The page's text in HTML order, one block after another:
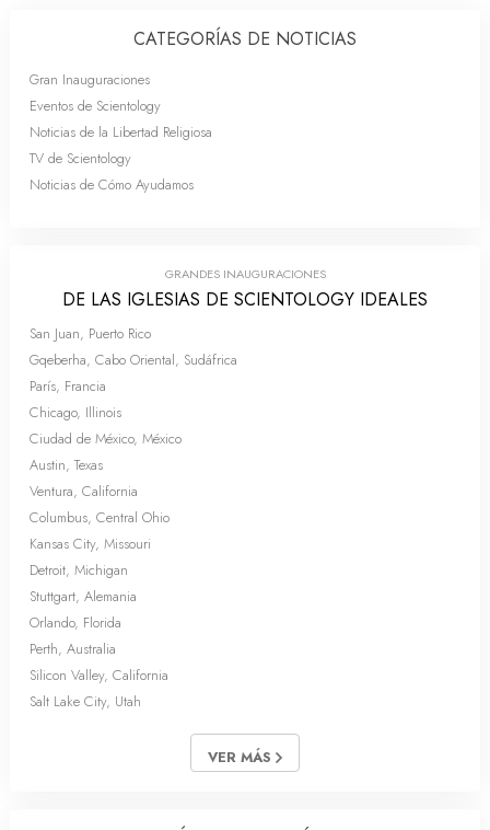
CATEGORÍAS DE NOTICIAS
Gran Inauguraciones
Eventos de Scientology
Noticias de la Libertad Religiosa
TV de Scientology
Noticias de Cómo Ayudamos
GRANDES INAUGURACIONES
DE LAS IGLESIAS DE SCIENTOLOGY IDEALES
San Juan, Puerto Rico
Gqeberha, Cabo Oriental, Sudáfrica
París, Francia
Chicago, Illinois
Ciudad de México, México
Austin, Texas
Ventura, California
Columbus, Central Ohio
Kansas City, Missouri
Detroit, Michigan
Stuttgart, Alemania
Orlando, Florida
Perth, Australia
Silicon Valley, California
Salt Lake City, Utah
VER MÁS